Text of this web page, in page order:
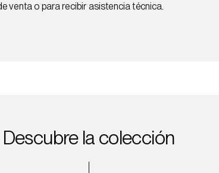
venta o para recibir asistencia técnica.
Descubre la colección